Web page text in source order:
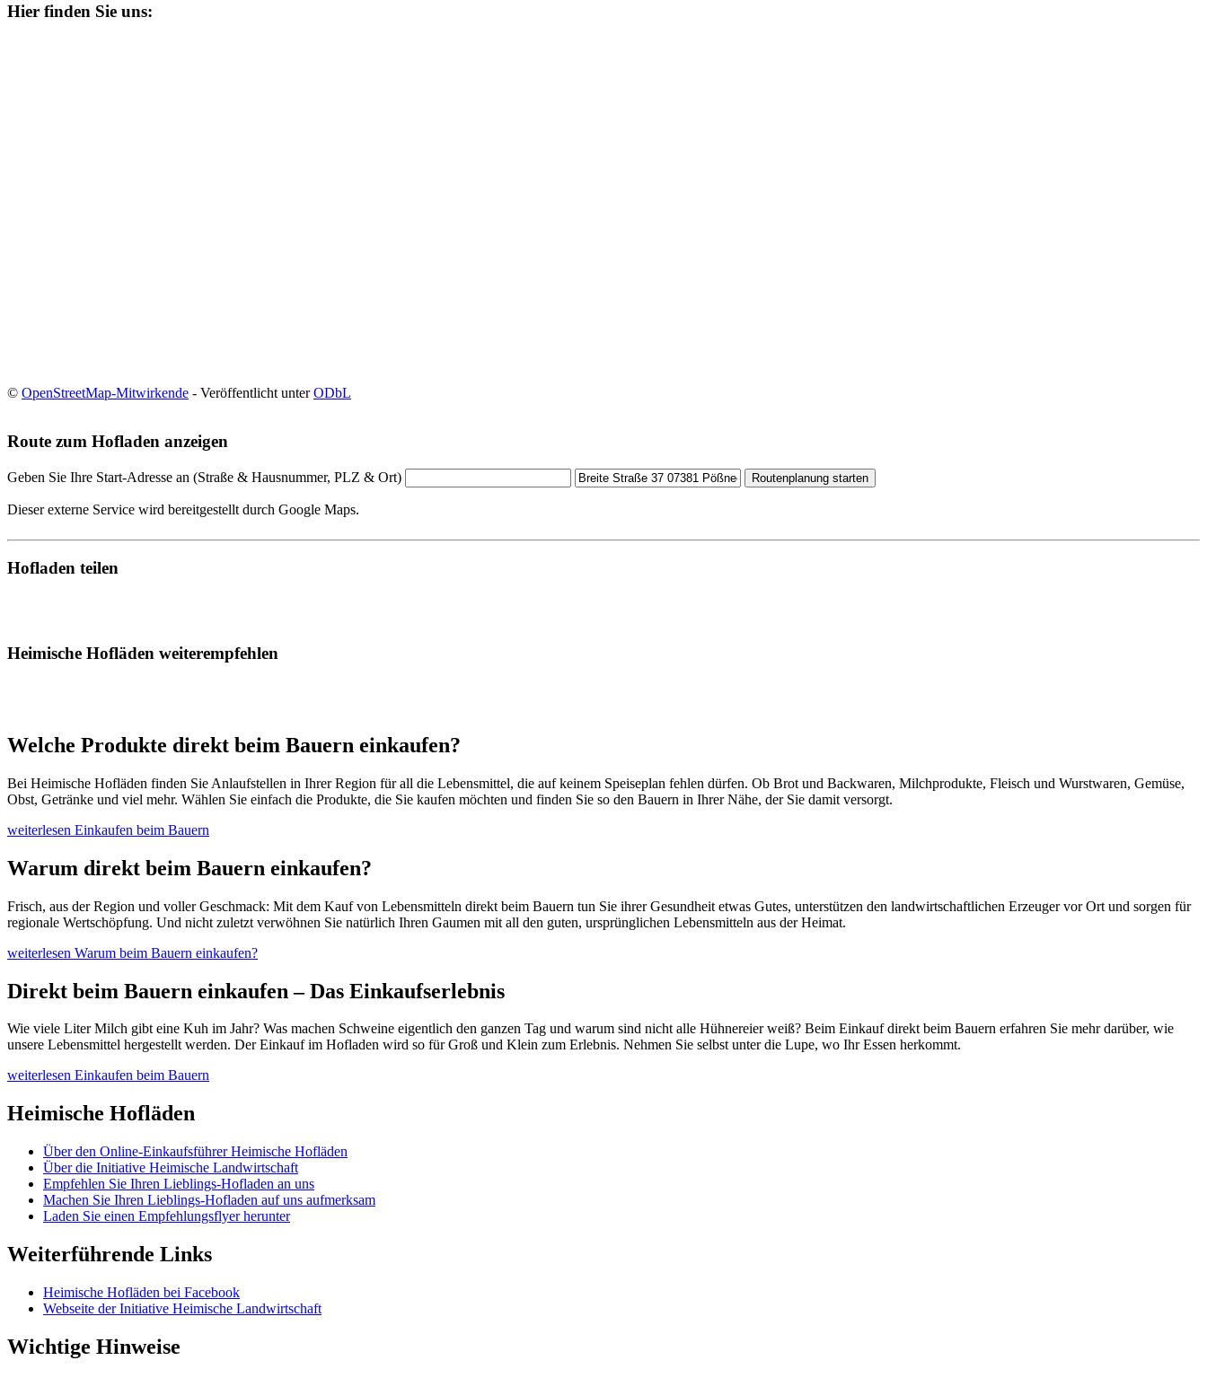
Hier finden Sie uns:
© OpenStreetMap-Mitwirkende - Veröffentlicht unterODbL
Route zum Hofladen anzeigen
Geben Sie Ihre Start-Adresse an (Straße & Hausnummer, PLZ & Ort) Routenplanung starten
Dieser externe Service wird bereitgestellt durch Google Maps.
Hofladen teilen
Heimische Hofläden weiterempfehlen
Welche Produkte direkt beim Bauern einkaufen?
Bei Heimische Hofläden finden Sie Anlaufstellen in Ihrer Region für all die Lebensmittel, die auf keinem Speiseplan fehlen dürfen. Ob Brot und Backwaren, Milchprodukte, Fleisch und Wurstwaren, Gemüse,
Obst, Getränke und viel mehr. Wählen Sie einfach die Produkte, die Sie kaufen möchten und finden Sie so den Bauern in Ihrer Nähe, der Sie damit versorgt.
weiterlesen Einkaufen beim Bauern
Warum direkt beim Bauern einkaufen?
Frisch, aus der Region und voller Geschmack: Mit dem Kauf von Lebensmitteln direkt beim Bauern tun Sie ihrer Gesundheit etwas Gutes, unterstützen den landwirtschaftlichen Erzeuger vor Ort und sorgen für
regionale Wertschöpfung. Und nicht zuletzt verwöhnen Sie natürlich Ihren Gaumen mit all den guten, ursprünglichen Lebensmitteln aus der Heimat.
weiterlesen Warum beim Bauern einkaufen?
Direkt beim Bauern einkaufen – Das Einkaufserlebnis
Wie viele Liter Milch gibt eine Kuh im Jahr? Was machen Schweine eigentlich den ganzen Tag und warum sind nicht alle Hühnereier weiß? Beim Einkauf direkt beim Bauern erfahren Sie mehr darüber, wie
unsere Lebensmittel hergestellt werden. Der Einkauf im Hofladen wird so für Groß und Klein zum Erlebnis. Nehmen Sie selbst unter die Lupe, wo Ihr Essen herkommt.
weiterlesen Einkaufen beim Bauern
Heimische Hofläden
Über den Online-Einkaufsführer Heimische Hofläden
Über die Initiative Heimische Landwirtschaft
Empfehlen Sie Ihren Lieblings-Hofladen an uns
Machen Sie Ihren Lieblings-Hofladen auf uns aufmerksam
Laden Sie einen Empfehlungsflyer herunter
Weiterführende Links
Heimische Hofläden bei Facebook
Webseite der Initiative Heimische Landwirtschaft
Wichtige Hinweise